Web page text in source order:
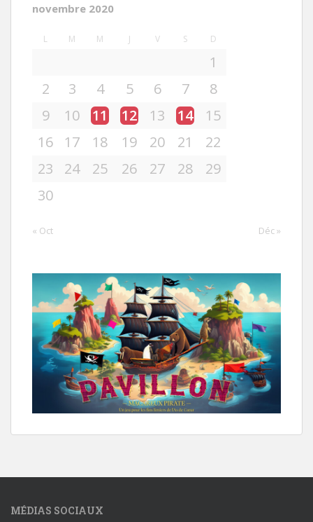
novembre 2020
L M M J V S D
1
2
3 4 5 6 7
8
9
10 11 12 13 14
15
16
17 18 19 20 21
22
23
24 25 26 27 28
29
30
« Oct Déc »
MÉDIAS SOCIAUX